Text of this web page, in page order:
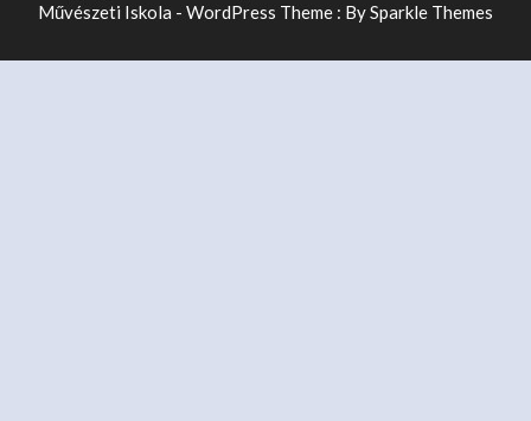
Művészeti Iskola - WordPress Theme : BySparkle Themes